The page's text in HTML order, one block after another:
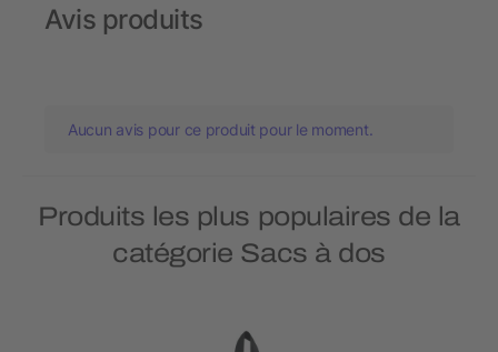
Avis produits
Aucun avis pour ce produit pour le moment.
Produits les plus populaires de la
catégorie Sacs à dos